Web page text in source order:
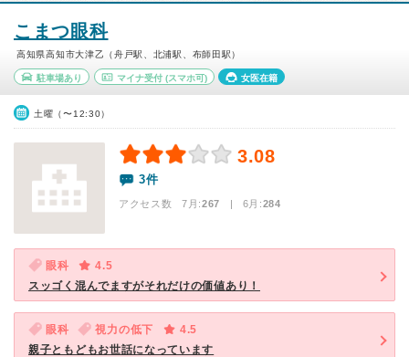
こまつ眼科
高知県高知市大津乙（舟戸駅、北浦駅、布師田駅）
駐車場あり マイナ受付(スマホ可) 女医在籍
土曜（〜12:30）
3.08
3件
アクセス数 7月:267 | 6月:284
眼科
4.5
スッゴく混んでますがそれだけの価値あり！
眼科 視力の低下
4.5
親子ともどもお世話になっています